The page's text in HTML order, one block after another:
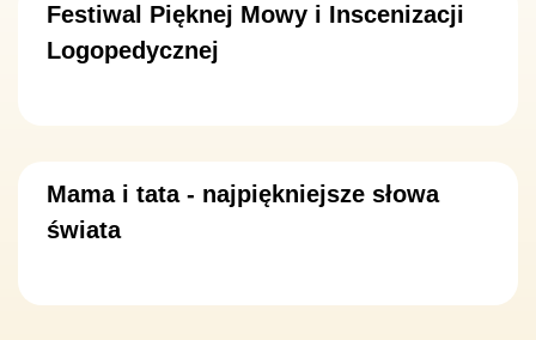
Festiwal Pięknej Mowy i Inscenizacji
Logopedycznej
Mama i tata - najpiękniejsze słowa
świata